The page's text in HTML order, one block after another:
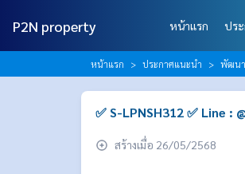
P2N property หน้าแรก ปร
หน้าแรก ประกาศแนะนำ พัฒนา
✅ S-LPNSH312 ✅ Line :
สร้างเมื่อ 26/05/2568